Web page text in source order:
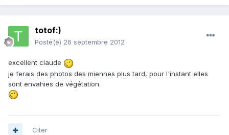
totof:)
Posté(e) 26 septembre 2012
excellent claude
je ferais des photos des miennes plus tard, pour l'instant elles
sont envahies de végétation.
Citer